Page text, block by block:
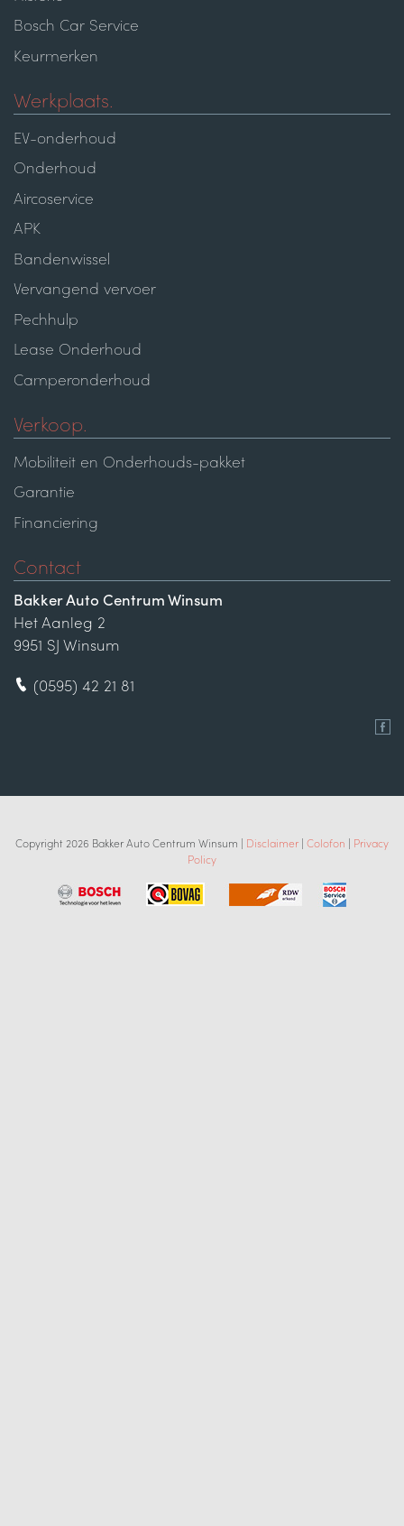
Bosch Car Service
Keurmerken
Werkplaats.
EV-onderhoud
Onderhoud
Aircoservice
APK
Bandenwissel
Vervangend vervoer
Pechhulp
Lease Onderhoud
Camperonderhoud
Verkoop.
Mobiliteit en Onderhouds-pakket
Garantie
Financiering
Contact
Bakker Auto Centrum Winsum
Het Aanleg 2
9951 SJ Winsum
(0595) 42 21 81
Copyright 2026 Bakker Auto Centrum Winsum | Disclaimer | Colofon | Privacy
Policy